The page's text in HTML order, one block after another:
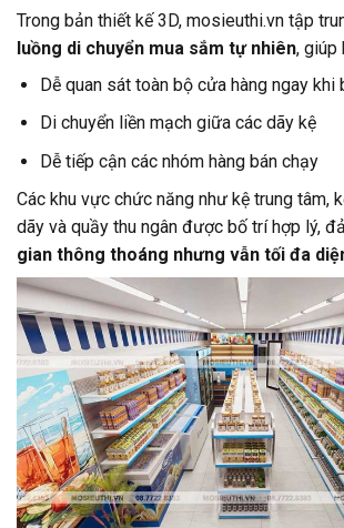
Trong bản thiết kế 3D, mosieuthi.vn tập
luồng di chuyển mua sắm tự nhiên, giúp
Dễ quan sát toàn bộ cửa hàng ngay khi
Di chuyển liền mạch giữa các dãy kệ
Dễ tiếp cận các nhóm hàng bán chạy
Các khu vực chức năng như kệ trung tâm,
dãy và quầy thu ngân được bố trí hợp lý,
gian thông thoáng nhưng vẫn tối đa